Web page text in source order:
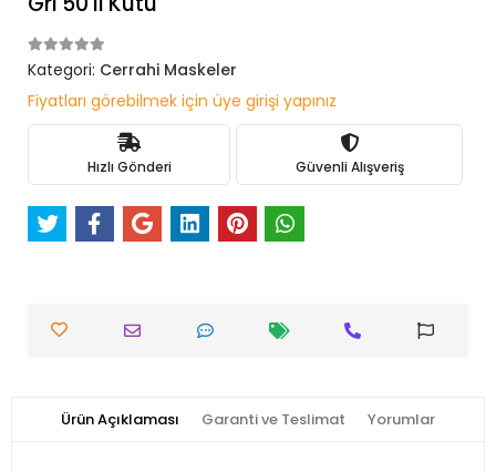
Kategori: Cerrahi Maskeler
Fiyatları görebilmek için üye girişi yapınız
Hızlı Gönderi Güvenli Alışveriş
Ürün Açıklaması Garanti ve Teslimat Yorumlar